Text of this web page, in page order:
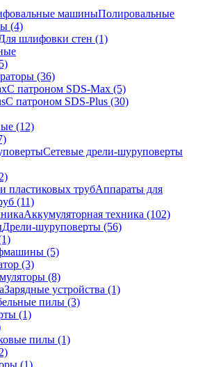
Полировальные
(4)
шлифовки стен (1)
(36)
С патроном SDS-Max (5)
С патроном SDS-Plus (30)
(12)
Сетевые дрели-шуруповерты
Аппараты для
(11)
Аккумуляторная техника (102)
Дрели-шуруповерты (56)
(5)
(3)
(8)
Зарядные устройства (1)
пилы (3)
(1)
пилы (1)